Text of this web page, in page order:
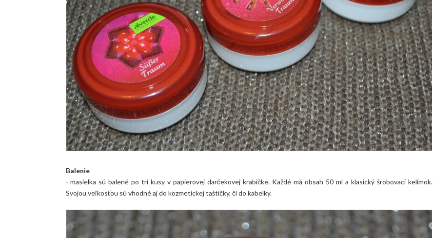
Balenie
- masielka sú balené po tri kusy v papierovej darčekovej krabičke. Každé má obsah 50 ml a klasický šrobovací kelímok.
Svojou veľkosťou sú vhodné aj do kozmetickej taštičky, či do kabelky.